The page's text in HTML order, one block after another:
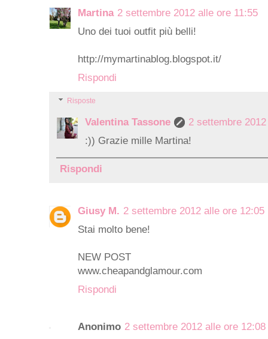
Martina 2 settembre 2012 alle ore 11:55
Uno dei tuoi outfit più belli!
http://mymartinablog.blogspot.it/
Rispondi
Risposte
Valentina Tassone
2 settembre
:)) Grazie mille Martina!
Rispondi
Giusy M. 2 settembre 2012 alle ore 12:05
Stai molto bene!
NEW POST
www.cheapandglamour.com
Rispondi
Anonimo 2 settembre 2012 alle ore 12:08